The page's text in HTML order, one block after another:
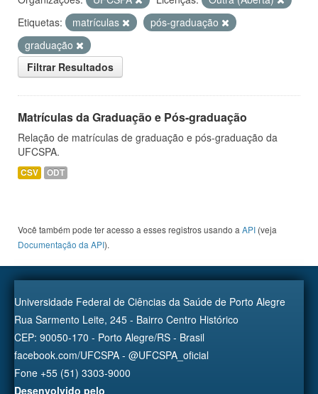
Etiquetas:
matrículas
pós-graduação
graduação
Filtrar Resultados
Matrículas da Graduação e Pós-graduação
Relação de matrículas de graduação e pós-graduação da
UFCSPA.
CSV ODT
Você também pode ter acesso a esses registros usando a API (veja
Documentação da API).
Universidade Federal de Ciências da Saúde de Porto Alegre
Rua Sarmento Leite, 245 - Bairro Centro Histórico
CEP: 90050-170 - Porto Alegre/RS - Brasil
facebook.com/UFCSPA - @UFCSPA_oficial
Fone +55 (51) 3303-9000
Desenvolvido pelo